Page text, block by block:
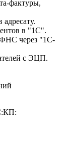
фактуры,
в "1С".
ФНС через "1С-
с ЭЦП.